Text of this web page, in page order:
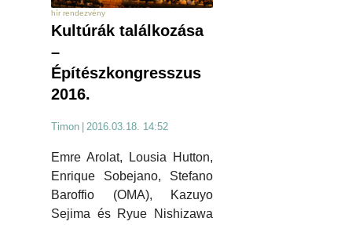
hír rendezvény
Kultúrák találkozása
–
Építészkongresszus
2016.
Timon 2016.03.18. 14:52
Emre Arolat, Lousia Hutton,
Enrique Sobejano, Stefano
Baroffio (OMA), Kazuyo
Sejima és Ryue Nishizawa